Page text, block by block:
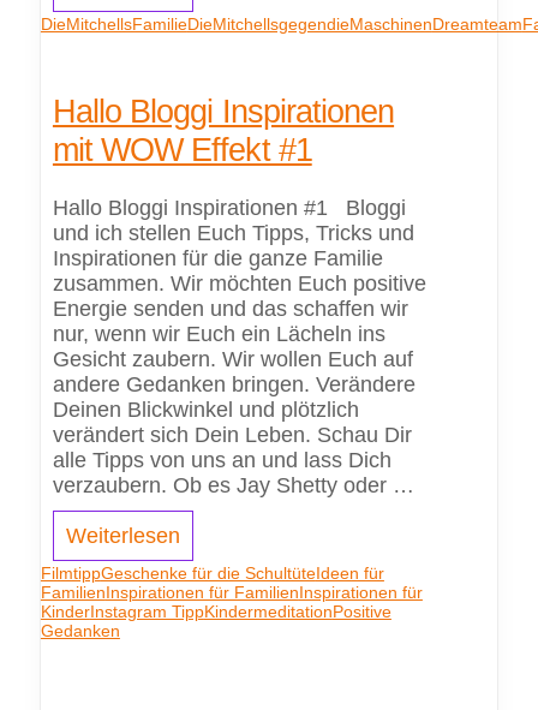
DieMitchellsFamilieDieMitchellsgegendieMaschinenDreamteam
Hallo Bloggi Inspirationen
mit WOW Effekt #1
Hallo Bloggi Inspirationen #1 Bloggi
und ich stellen Euch Tipps, Tricks und
Inspirationen für die ganze Familie
zusammen. Wir möchten Euch positive
Energie senden und das schaffen wir
nur, wenn wir Euch ein Lächeln ins
Gesicht zaubern. Wir wollen Euch auf
andere Gedanken bringen. Verändere
Deinen Blickwinkel und plötzlich
verändert sich Dein Leben. Schau Dir
alle Tipps von uns an und lass Dich
verzaubern. Ob es Jay Shetty oder …
Weiterlesen
FilmtippGeschenke für die SchultüteIdeen für
FamilienInspirationen für FamilienInspirationen für
KinderInstagram TippKindermeditationPositive
Gedanken